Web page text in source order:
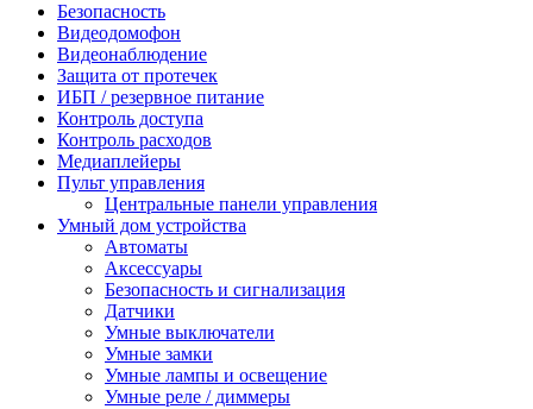
Безопасность
Видеодомофон
Видеонаблюдение
Защита от протечек
ИБП / резервное питание
Контроль доступа
Контроль расходов
Медиаплейеры
Пульт управления
Центральные панели управления
Умный дом устройства
Автоматы
Аксессуары
Безопасность и сигнализация
Датчики
Умные выключатели
Умные замки
Умные лампы и освещение
Умные реле / диммеры